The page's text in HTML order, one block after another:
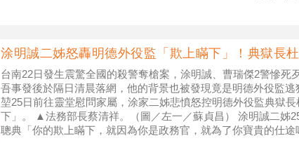
涂明誠二姊怒轟明德外役監「欺上瞞下」！典獄長
台南22日發生震驚全國的殺警奪槍案，涂明誠、曹瑞傑2警慘死
吾事發後於隔日清晨落網，他的背景也被發現竟是明德外役監
堃25日前往靈堂慰問家屬，涂家二姊悲憤怒控明德外役監典獄
下」。 ▲法務部長蔡清祥。（圖／左一／蘇貞昌） 涂明誠二姊
聰典「你的欺上瞞下，就因為你是政務官，就為了你寶貴的仕途